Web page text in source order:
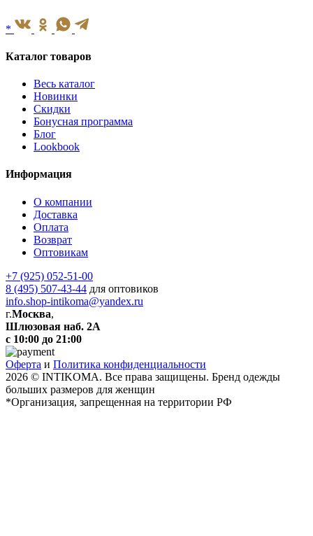
*
Каталог товаров
Весь каталог
Новинки
Скидки
Бонусная программа
Блог
Lookbook
Информация
О компании
Доставка
Оплата
Возврат
Оптовикам
+7 (925) 052-51-00
8 (495) 507-43-44 для оптовиков
info.shop-intikoma@yandex.ru
г.Москва,
Шлюзовая наб. 2А
с 10:00 до 21:00
Оферта и Политика конфиденциальности
2026 © INTIKOMA. Все права защищены. Бренд одежды
больших размеров для женщин
*Организация, запрещенная на территории РФ